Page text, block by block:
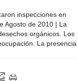
inspecciones en
Agosto de 2010 | La
orgánicos. Los
La presencia